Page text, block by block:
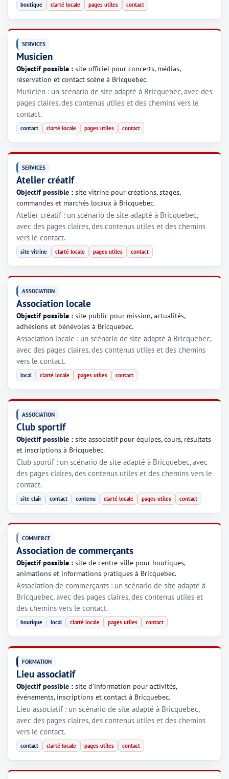
boutique clarté locale pages utiles contact
SERVICES
Musicien
Objectif possible : site officiel pour concerts, médias,
réservation et contact scène à Bricquebec.
Musicien : un scénario de site adapté à Bricquebec, avec des
pages claires, des contenus utiles et des chemins vers le
contact.
contact clarté locale pages utiles contact
SERVICES
Atelier créatif
Objectif possible : site vitrine pour créations, stages,
commandes et marchés locaux à Bricquebec.
Atelier créatif : un scénario de site adapté à Bricquebec,
avec des pages claires, des contenus utiles et des chemins
vers le contact.
site vitrine clarté locale pages utiles contact
ASSOCIATION
Association locale
Objectif possible : site public pour mission, actualités,
adhésions et bénévoles à Bricquebec.
Association locale : un scénario de site adapté à Bricquebec,
avec des pages claires, des contenus utiles et des chemins
vers le contact.
local clarté locale pages utiles contact
ASSOCIATION
Club sportif
Objectif possible : site associatif pour équipes, cours, résultats
et inscriptions à Bricquebec.
Club sportif : un scénario de site adapté à Bricquebec, avec
des pages claires, des contenus utiles et des chemins vers le
contact.
site clair contact contenu clarté locale pages utiles contact
COMMERCE
Association de commerçants
Objectif possible : site de centre-ville pour boutiques,
animations et informations pratiques à Bricquebec.
Association de commerçants : un scénario de site adapté à
Bricquebec, avec des pages claires, des contenus utiles et
des chemins vers le contact.
boutique local clarté locale pages utiles contact
FORMATION
Lieu associatif
Objectif possible : site d’information pour activités,
événements, inscriptions et contact à Bricquebec.
Lieu associatif : un scénario de site adapté à Bricquebec,
avec des pages claires, des contenus utiles et des chemins
vers le contact.
contact clarté locale pages utiles contact